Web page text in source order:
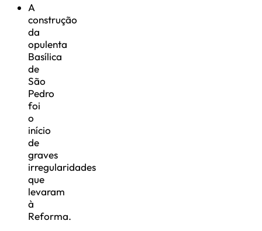
A
construção
da
opulenta
Basílica
de
São
Pedro
foi
o
início
de
graves
irregularidades
que
levaram
à
Reforma.